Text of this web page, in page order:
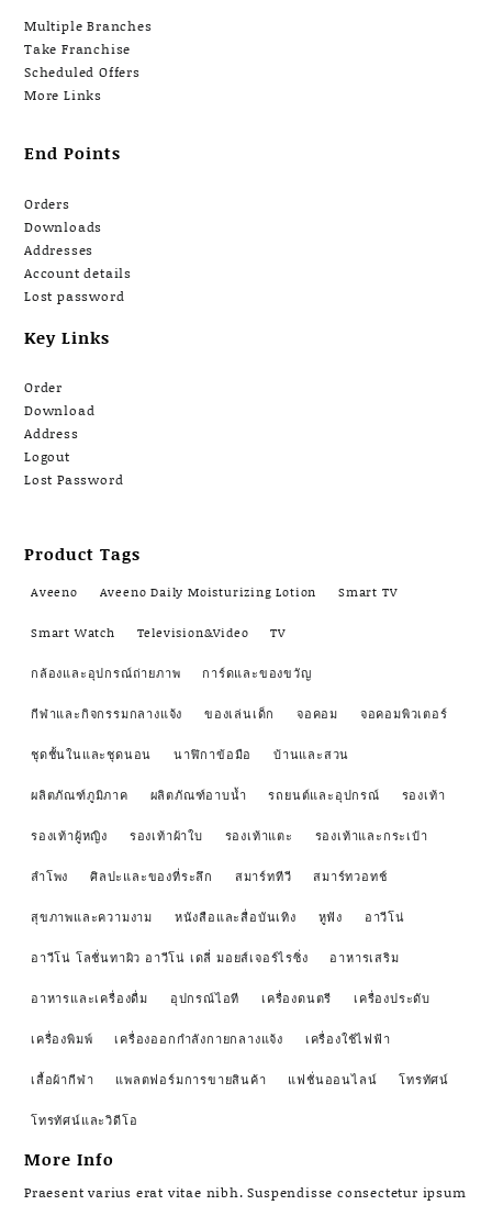
Multiple Branches
Take Franchise
Scheduled Offers
More Links
End Points
Orders
Downloads
Addresses
Account details
Lost password
Key Links
Order
Download
Address
Logout
Lost Password
Product Tags
Aveeno Aveeno Daily Moisturizing Lotion Smart TV
Smart Watch Television&Video TV
กล้องและอุปกรณ์ถ่ายภาพ การ์ดและของขวัญ
กีฬาและกิจกรรมกลางแจ้ง ของเล่นเด็ก จอคอม จอคอมพิวเตอร์
ชุดชั้นในและชุดนอน นาฬิกาข้อมือ บ้านและสวน
ผลิตภัณฑ์ภูมิภาค ผลิตภัณฑ์อาบน้ำ รถยนต์และอุปกรณ์ รองเท้า
รองเท้าผู้หญิง รองเท้าผ้าใบ รองเท้าแตะ รองเท้าและกระเป๋า
ลำโพง ศิลปะและของที่ระลึก สมาร์ททีวี สมาร์ทวอทช์
สุขภาพและความงาม หนังสือและสื่อบันเทิง หูฟัง อาวีโน่
อาวีโน่ โลชั่นทาผิว อาวีโน่ เดลี่ มอยส์เจอร์ไรซิ่ง อาหารเสริม
อาหารและเครื่องดื่ม อุปกรณ์ไอที เครื่องดนตรี เครื่องประดับ
เครื่องพิมพ์ เครื่องออกกำลังกายกลางแจ้ง เครื่องใช้ไฟฟ้า
เสื้อผ้ากีฬา แพลตฟอร์มการขายสินค้า แฟชั่นออนไลน์ โทรทัศน์
โทรทัศน์และวิดีโอ
More Info
Praesent varius erat vitae nibh. Suspendisse consectetur ipsum